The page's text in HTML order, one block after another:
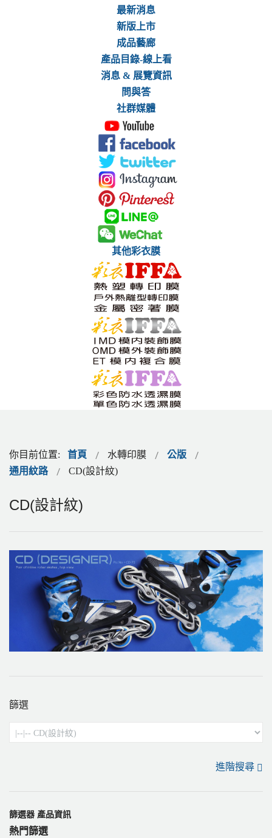
最新消息
新版上市
成品藝廊
產品目錄-線上看
消息 & 展覽資訊
問與答
社群媒體
其他彩衣膜
你目前位置: 首頁 水轉印膜
公版
通用紋路
CD(設計紋)
CD(設計紋)
篩選
進階搜尋
篩選器 產品資訊
熱門篩選